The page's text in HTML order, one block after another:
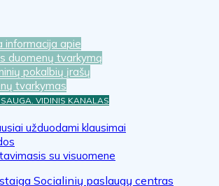
informacija apie
duomenų tvarkymą
pokalbių įrašų
tvarkymas
VIDINIS KANALAS
užduodami klausimai
su visuomene
Socialinių paslaugų centras